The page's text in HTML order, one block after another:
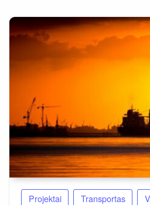
Projektai Transportas